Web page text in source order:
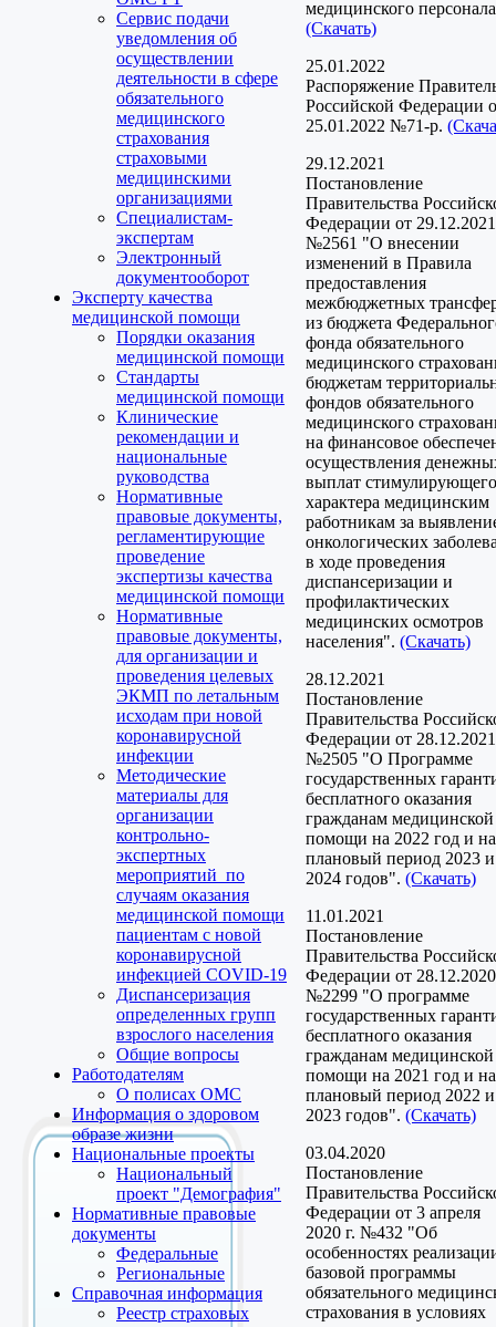
Сервис подачи
уведомления об
осуществлении
деятельности в сфере
обязательного
медицинского
страхования
страховыми
медицинскими
организациями
Специалистам-
экспертам
Электронный
документооборот
Эксперту качества
медицинской помощи
Порядки оказания
медицинской помощи
Стандарты
медицинской помощи
Клинические
рекомендации и
национальные
руководства
Нормативные
правовые документы,
регламентирующие
проведение
экспертизы качества
медицинской помощи
Нормативные
правовые документы,
для организации и
проведения целевых
ЭКМП по летальным
исходам при новой
коронавирусной
инфекции
Методические
материалы для
организации
контрольно-
экспертных
мероприятий по
случаям оказания
медицинской помощи
пациентам с новой
коронавирусной
инфекцией COVID-19
Диспансеризация
определенных групп
взрослого населения
Общие вопросы
Работодателям
О полисах ОМС
Информация о здоровом
образе жизни
Национальные проекты
Национальный
проект "Демография"
Нормативные правовые
документы
Федеральные
Региональные
Справочная информация
Реестр страховых
медицинского
(Скачать)
25.01.2022
Распоряжение
Российской Федерации
25.01.2022 №71-р.
29.12.2021
Постановление
Правительства
Федерации от 29.12.2021
№2561 "О внесении
изменений в Правила
предоставления
межбюджетных
из бюджета
фонда обязательного
медицинского
бюджетам
фондов обязательного
медицинского
на финансовое
осуществления
выплат стимулирующего
характера медицинским
работникам за
онкологических
в ходе проведения
диспансеризации и
профилактических
медицинских осмотров
населения". (Скачать)
28.12.2021
Постановление
Правительства
Федерации от 28.12.2021
№2505 "О Программе
государственных
бесплатного оказания
гражданам медицинской
помощи на 2022 год и на
плановый период 2023 и
2024 годов". (Скачать)
11.01.2021
Постановление
Правительства
Федерации от 28.12.2020
№2299 "О программе
государственных
бесплатного оказания
гражданам медицинской
помощи на 2021 год и на
плановый период 2022 и
2023 годов". (Скачать)
03.04.2020
Постановление
Правительства
Федерации от 3 апреля
2020 г. №432 "Об
особенностях
базовой программы
обязательного
страхования в условиях